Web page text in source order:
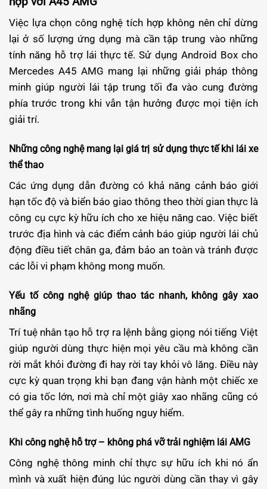
Việc lựa chọn công nghệ tích hợp không nên chỉ dừng
lại ở số lượng ứng dụng mà cần tập trung vào những
tính năng hỗ trợ lái thực tế. Sử dụng Android Box cho
Mercedes A45 AMG mang lại những giải pháp thông
minh giúp người lái tập trung tối đa vào cung đường
phía trước trong khi vẫn tận hưởng được mọi tiện ích
giải trí.
Những công nghệ mang lại giá trị sử dụng thực tế khi lái xe
thể thao
Các ứng dụng dẫn đường có khả năng cảnh báo giới
hạn tốc độ và biển báo giao thông theo thời gian thực là
công cụ cực kỳ hữu ích cho xe hiệu năng cao. Việc biết
trước địa hình và các điểm cảnh báo giúp người lái chủ
động điều tiết chân ga, đảm bảo an toàn và tránh được
các lỗi vi phạm không mong muốn.
Yếu tố công nghệ giúp thao tác nhanh, không gây xao
nhãng
Trí tuệ nhân tạo hỗ trợ ra lệnh bằng giọng nói tiếng Việt
giúp người dùng thực hiện mọi yêu cầu mà không cần
rời mắt khỏi đường đi hay rời tay khỏi vô lăng. Điều này
cực kỳ quan trọng khi bạn đang vận hành một chiếc xe
có gia tốc lớn, nơi mà chỉ một giây xao nhãng cũng có
thể gây ra những tình huống nguy hiểm.
Khi công nghệ hỗ trợ – không phá vỡ trải nghiệm lái AMG
Công nghệ thông minh chỉ thực sự hữu ích khi nó ẩn
mình và xuất hiện đúng lúc người dùng cần thay vì gây